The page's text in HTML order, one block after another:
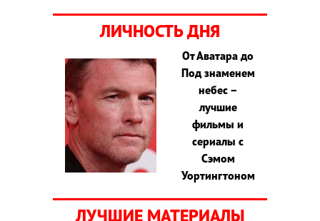
ЛИЧНОСТЬ ДНЯ
От Аватара до
Под знаменем
небес –
лучшие
фильмы и
сериалы с
Сэмом
Уортингтоном
ЛУЧШИЕ МАТЕРИАЛЫ